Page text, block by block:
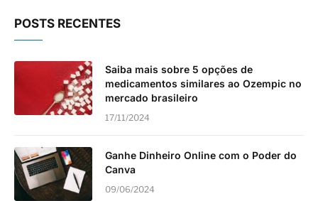
POSTS RECENTES
Saiba mais sobre 5 opções de
medicamentos similares ao Ozempic no
mercado brasileiro
17/11/2024
Ganhe Dinheiro Online com o Poder do
Canva
09/06/2024